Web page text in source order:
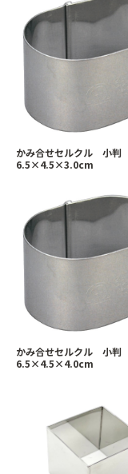
かみ合せセルクル 小判
6.5×4.5×3.0cm
かみ合せセルクル 小判
6.5×4.5×4.0cm